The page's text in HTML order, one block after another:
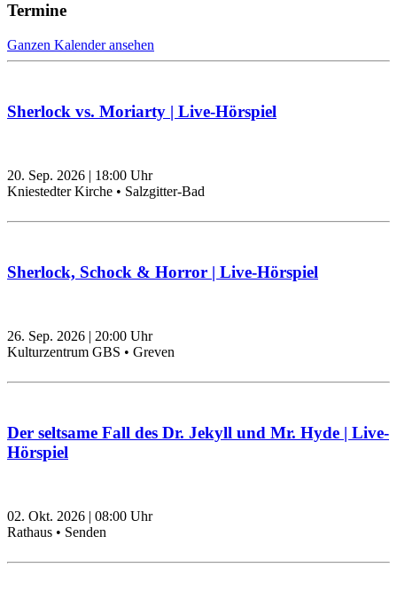
Termine
Ganzen Kalender ansehen
Sherlock vs. Moriarty | Live-Hörspiel
20. Sep. 2026 | 18:00 Uhr
Kniestedter Kirche • Salzgitter-Bad
Sherlock, Schock & Horror | Live-Hörspiel
26. Sep. 2026 | 20:00 Uhr
Kulturzentrum GBS • Greven
Der seltsame Fall des Dr. Jekyll und Mr. Hyde | Live-
Hörspiel
02. Okt. 2026 | 08:00 Uhr
Rathaus • Senden